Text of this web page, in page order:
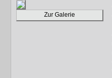
Zur Galerie